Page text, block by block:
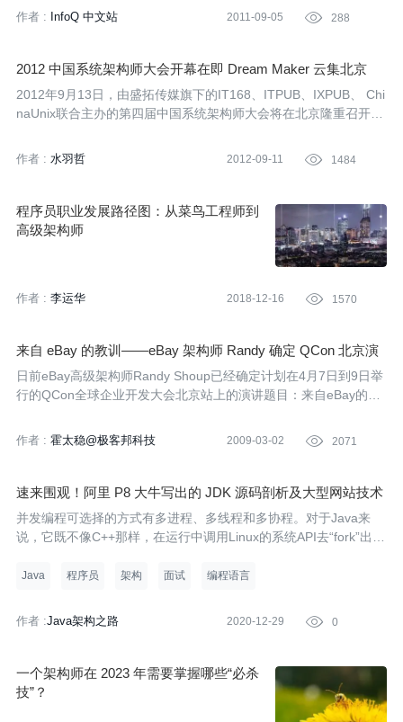
国内最高技术水平的技术工程师的盛会。大会定位于实战分享、架
构设计、技术交流，来自百度、淘宝、新浪、搜狐、盛大、惠普、
经验与趋势。
作者 : InfoQ 中文站 2011-09-05  288
2012 中国系统架构师大会开幕在即 Dream Maker 云集北京
2012年9月13日，由盛拓传媒旗下的IT168、ITPUB、IXPUB、 Chi
naUnix联合主办的第四届中国系统架构师大会将在北京隆重召开。
当前国内最高技术水平的技术工程师的盛会。
作者 : 水羽哲 2012-09-11  1484
程序员职业发展路径图：从菜鸟工程师到
高级架构师
作者 : 李运华 2018-12-16  1570
来自 eBay 的教训——eBay 架构师 Randy 确定 QCon 北京演
讲题目
日前eBay高级架构师Randy Shoup已经确定计划在4月7日到9日举
行的QCon全球企业开发大会北京站上的演讲题目：来自eBay的教
结出来的最佳实践，包括分区、异步、故障恢复和自动化等。
作者 : 霍太稳@极客邦科技 2009-03-02  2071
速来围观！阿里 P8 大牛写出的 JDK 源码剖析及大型网站技术
架构与业务架构融合之道
并发编程可选择的方式有多进程、多线程和多协程。对于Java来
说，它既不像C++那样，在运行中调用Linux的系统API去“fork”出多
中，并发就是多线程模式。
Java 程序员 架构 面试 编程语言
作者 :Java架构之路 2020-12-29  0
一个架构师在 2023 年需要掌握哪些“必杀
技”？